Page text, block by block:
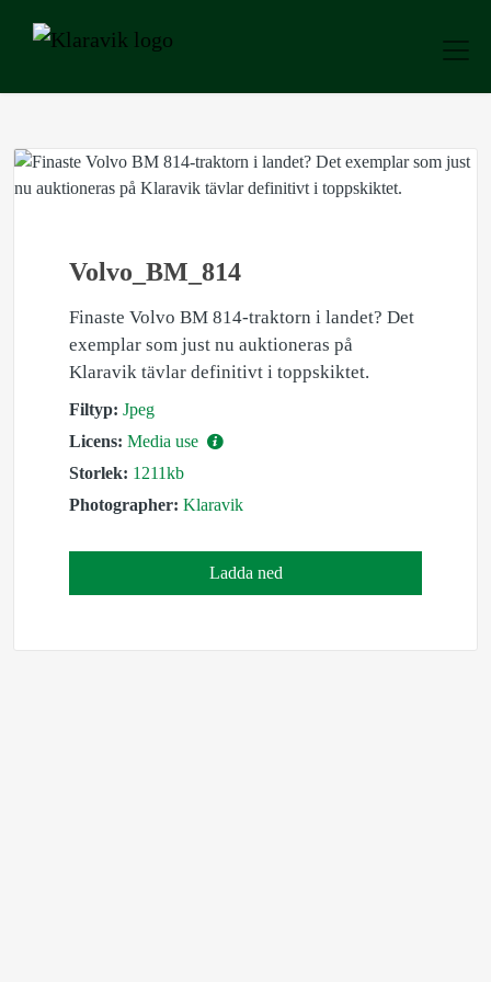
Volvo_BM_814
Finaste Volvo BM 814-traktorn i landet? Det
exemplar som just nu auktioneras på
Klaravik tävlar definitivt i toppskiktet.
Filtyp: Jpeg
Licens: Media use
Storlek: 1211kb
Photographer: Klaravik
Ladda ned